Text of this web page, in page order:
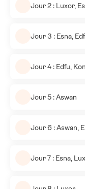
Jour 2 : Luxor,
Jour 3 : Esna,
Jour 4 : Edfu,
Jour 5 : Aswan
Jour 6 : Aswan,
Jour 7 : Esna,